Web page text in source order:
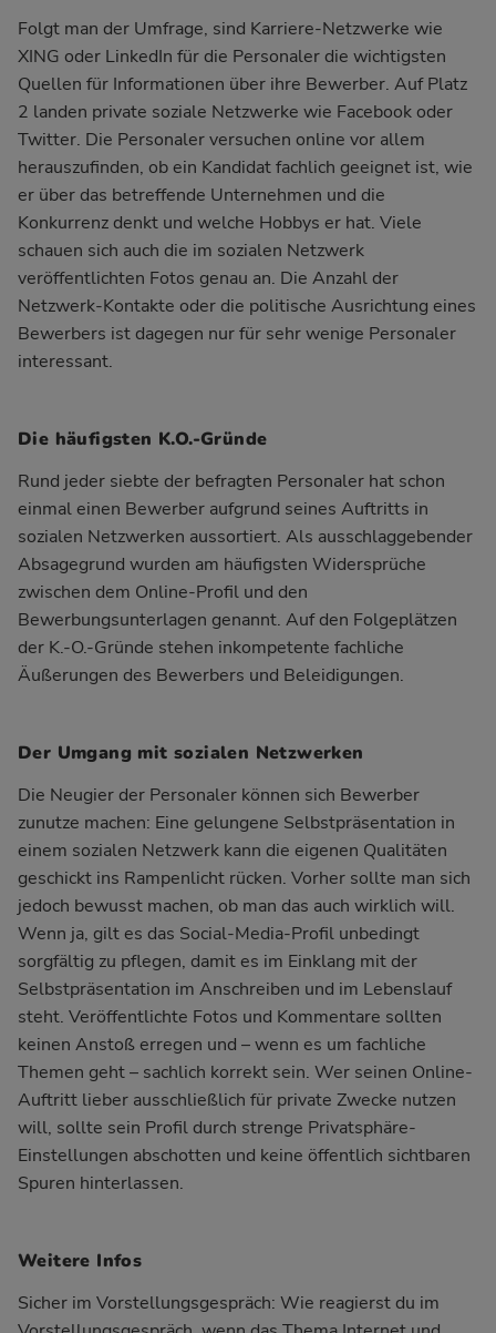
Folgt man der Umfrage, sind Karriere-Netzwerke wie
XING oder LinkedIn für die Personaler die wichtigsten
Quellen für Informationen über ihre Bewerber. Auf Platz
2 landen private soziale Netzwerke wie Facebook oder
Twitter. Die Personaler versuchen online vor allem
herauszufinden, ob ein Kandidat fachlich geeignet ist, wie
er über das betreffende Unternehmen und die
Konkurrenz denkt und welche Hobbys er hat. Viele
schauen sich auch die im sozialen Netzwerk
veröffentlichten Fotos genau an. Die Anzahl der
Netzwerk-Kontakte oder die politische Ausrichtung eines
Bewerbers ist dagegen nur für sehr wenige Personaler
interessant.
Die häufigsten K.O.-Gründe
Rund jeder siebte der befragten Personaler hat schon
einmal einen Bewerber aufgrund seines Auftritts in
sozialen Netzwerken aussortiert. Als ausschlaggebender
Absagegrund wurden am häufigsten Widersprüche
zwischen dem Online-Profil und den
Bewerbungsunterlagen genannt. Auf den Folgeplätzen
der K.-O.-Gründe stehen inkompetente fachliche
Äußerungen des Bewerbers und Beleidigungen.
Der Umgang mit sozialen Netzwerken
Die Neugier der Personaler können sich Bewerber
zunutze machen: Eine gelungene Selbstpräsentation in
einem sozialen Netzwerk kann die eigenen Qualitäten
geschickt ins Rampenlicht rücken. Vorher sollte man sich
jedoch bewusst machen, ob man das auch wirklich will.
Wenn ja, gilt es das Social-Media-Profil unbedingt
sorgfältig zu pflegen, damit es im Einklang mit der
Selbstpräsentation im Anschreiben und im Lebenslauf
steht. Veröffentlichte Fotos und Kommentare sollten
keinen Anstoß erregen und – wenn es um fachliche
Themen geht – sachlich korrekt sein. Wer seinen Online-
Auftritt lieber ausschließlich für private Zwecke nutzen
will, sollte sein Profil durch strenge Privatsphäre-
Einstellungen abschotten und keine öffentlich sichtbaren
Spuren hinterlassen.
Weitere Infos
Sicher im Vorstellungsgespräch: Wie reagierst du im